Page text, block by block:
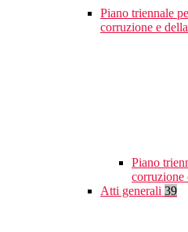
Piano triennale
corruzione e
Piano
corruzione
Atti generali 39